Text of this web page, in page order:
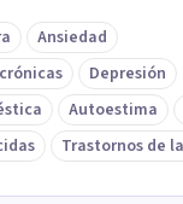
Ansiedad
Depresión
Autoestima
Trastornos de